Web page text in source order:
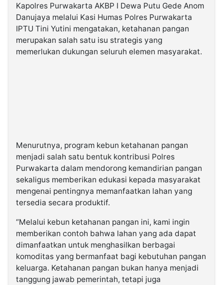
Kapolres Purwakarta AKBP I Dewa Putu Gede Anom
Danujaya melalui Kasi Humas Polres Purwakarta
IPTU Tini Yutini mengatakan, ketahanan pangan
merupakan salah satu isu strategis yang
memerlukan dukungan seluruh elemen masyarakat.
Menurutnya, program kebun ketahanan pangan
menjadi salah satu bentuk kontribusi Polres
Purwakarta dalam mendorong kemandirian pangan
sekaligus memberikan edukasi kepada masyarakat
mengenai pentingnya memanfaatkan lahan yang
tersedia secara produktif.
“Melalui kebun ketahanan pangan ini, kami ingin
memberikan contoh bahwa lahan yang ada dapat
dimanfaatkan untuk menghasilkan berbagai
komoditas yang bermanfaat bagi kebutuhan pangan
keluarga. Ketahanan pangan bukan hanya menjadi
tanggung jawab pemerintah, tetapi juga